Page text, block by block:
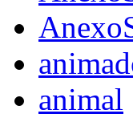
animal